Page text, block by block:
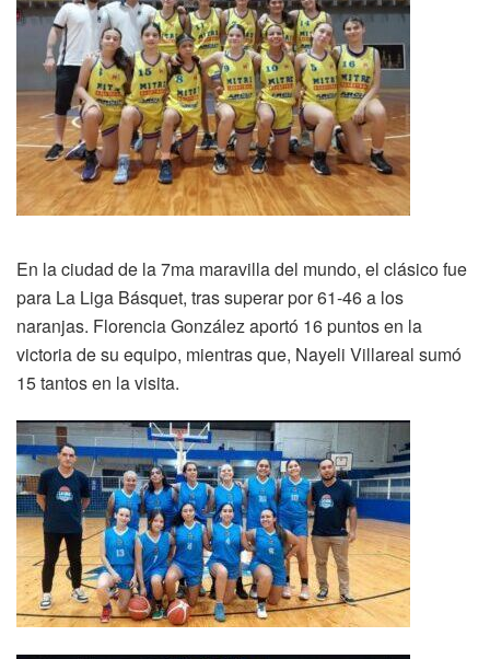
En la ciudad de la 7ma maravilla del mundo, el clásico fue
para La Liga Básquet, tras superar por 61-46 a los
naranjas. Florencia González aportó 16 puntos en la
victoria de su equipo, mientras que, Nayeli Villareal sumó
15 tantos en la visita.